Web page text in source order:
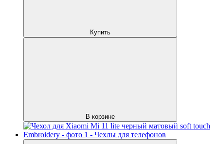
Купить
В корзине